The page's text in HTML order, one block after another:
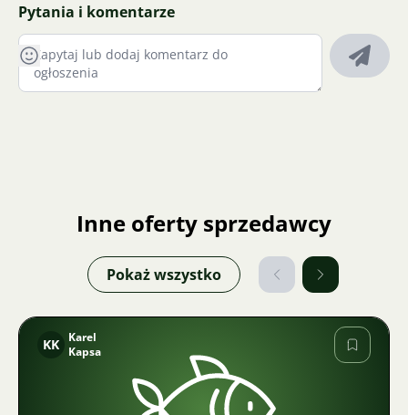
Pytania i komentarze
Inne oferty sprzedawcy
Pokaż wszystko
KK
Karel
Kapsa